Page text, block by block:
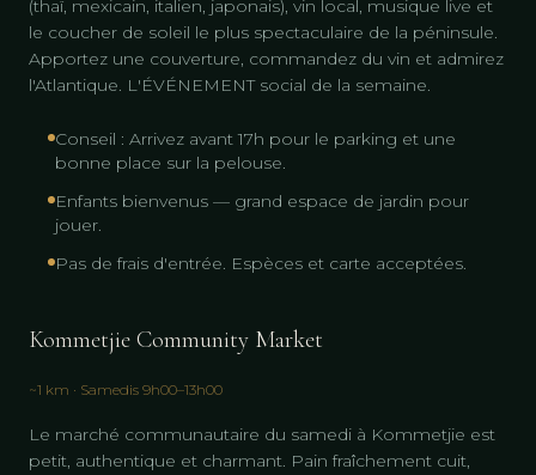
(thaï, mexicain, italien, japonais), vin local, musique live et
le coucher de soleil le plus spectaculaire de la péninsule.
Apportez une couverture, commandez du vin et admirez
l'Atlantique. L'ÉVÉNEMENT social de la semaine.
Conseil : Arrivez avant 17h pour le parking et une
bonne place sur la pelouse.
Enfants bienvenus — grand espace de jardin pour
jouer.
Pas de frais d'entrée. Espèces et carte acceptées.
Kommetjie Community Market
~1 km · Samedis 9h00–13h00
Le marché communautaire du samedi à Kommetjie est
petit, authentique et charmant. Pain fraîchement cuit,